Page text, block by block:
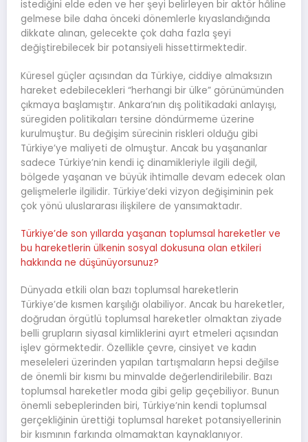
istediğini elde eden ve her şeyi belirleyen bir aktör hâline
gelmese bile daha önceki dönemlerle kıyaslandığında
dikkate alınan, gelecekte çok daha fazla şeyi
değiştirebilecek bir potansiyeli hissettirmektedir.
Küresel güçler açısından da Türkiye, ciddiye almaksızın
hareket edebilecekleri “herhangi bir ülke” görünümünden
çıkmaya başlamıştır. Ankara’nın dış politikadaki anlayışı,
süregiden politikaları tersine döndürmeme üzerine
kurulmuştur. Bu değişim sürecinin riskleri olduğu gibi
Türkiye’ye maliyeti de olmuştur. Ancak bu yaşananlar
sadece Türkiye’nin kendi iç dinamikleriyle ilgili değil,
bölgede yaşanan ve büyük ihtimalle devam edecek olan
gelişmelerle ilgilidir. Türkiye’deki vizyon değişiminin pek
çok yönü uluslararası ilişkilere de yansımaktadır.
Türkiye’de son yıllarda yaşanan toplumsal hareketler ve
bu hareketlerin ülkenin sosyal dokusuna olan etkileri
hakkında ne düşünüyorsunuz?
Dünyada etkili olan bazı toplumsal hareketlerin
Türkiye’de kısmen karşılığı olabiliyor. Ancak bu hareketler,
doğrudan örgütlü toplumsal hareketler olmaktan ziyade
belli grupların siyasal kimliklerini ayırt etmeleri açısından
işlev görmektedir. Özellikle çevre, cinsiyet ve kadın
meseleleri üzerinden yapılan tartışmaların hepsi değilse
de önemli bir kısmı bu minvalde değerlendirilebilir. Bazı
toplumsal hareketler moda gibi gelip geçebiliyor. Bunun
önemli sebeplerinden biri, Türkiye’nin kendi toplumsal
gerçekliğinin ürettiği toplumsal hareket potansiyellerinin
bir kısmının farkında olmamaktan kaynaklanıyor.